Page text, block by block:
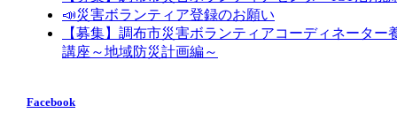
📣災害ボランティア登録のお願い
【募集】調布市災害ボランティアコーディネーター
講座～地域防災計画編～
Facebook